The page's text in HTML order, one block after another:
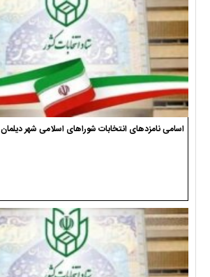
اسامی نامزدهای انتخابات شوراهای اسلامی شهر دیلمان